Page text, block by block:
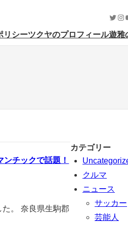
リシーツクヤのプロフィール遊雅
チックで話題！
。 奈良県生駒郡
カテゴリー
クルマ
ニュース
サッカー
芸能人